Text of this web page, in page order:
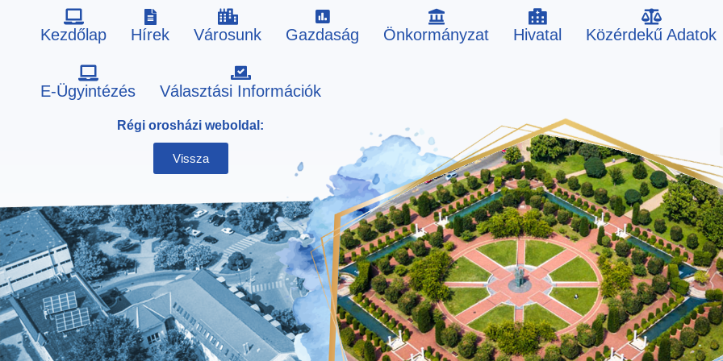
Kezdőlap Hírek Városunk Gazdaság Önkormányzat Hivatal Közérdekű Adatok
E-Ügyintézés Választási Információk
Régi orosházi weboldal:
Vissza